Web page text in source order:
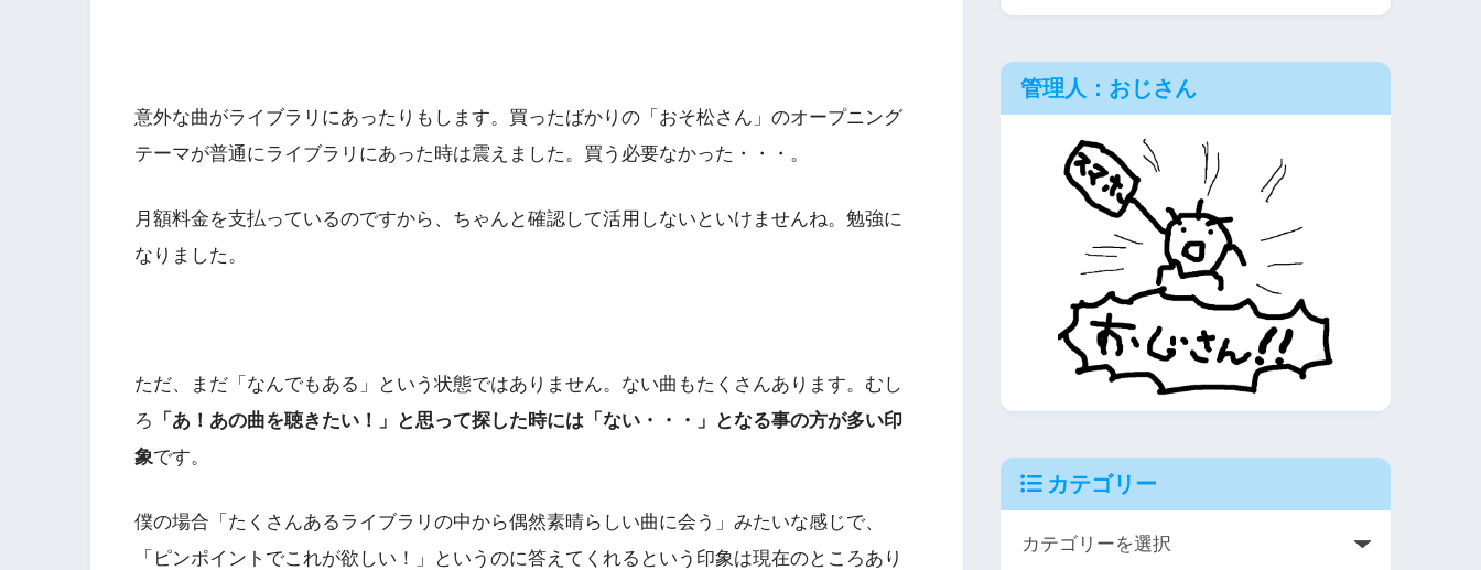
意外な曲がライブラリにあったりもします。買ったばかりの「おそ松さん」のオープニング
テーマが普通にライブラリにあった時は震えました。買う必要なかった・・・。
月額料金を支払っているのですから、ちゃんと確認して活用しないといけませんね。勉強に
なりました。
ただ、まだ「なんでもある」という状態ではありません。ない曲もたくさんあります。むし
ろ
「あ！あの曲を聴きたい！」と思って探した時には「ない・・・」となる事の方が多い印
象です。
僕の場合「たくさんあるライブラリの中から偶然素晴らしい曲に会う」みたいな感じで、
「ピンポイントでこれが欲しい！」というのに答えてくれるという印象は現在のところあり
管理人：おじさん
カテゴリー